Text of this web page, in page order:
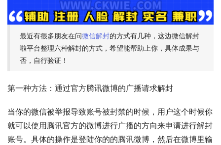
最近有很多朋友在问微信解封的方式有几种，这边微信解封
啦平台整理六种解封的方式，希望能帮助上你，具体成果与
否，自行验证！
第一种方法：通过官方腾讯微博的广播请求解封
当你的微信被举报导致账号被封禁的时候，用户这个时候你
就可以使用腾讯官方的微博进行广播的方向来申请进行解封
账号。具体的操作是登陆你的的腾讯微博，然后在微博里输